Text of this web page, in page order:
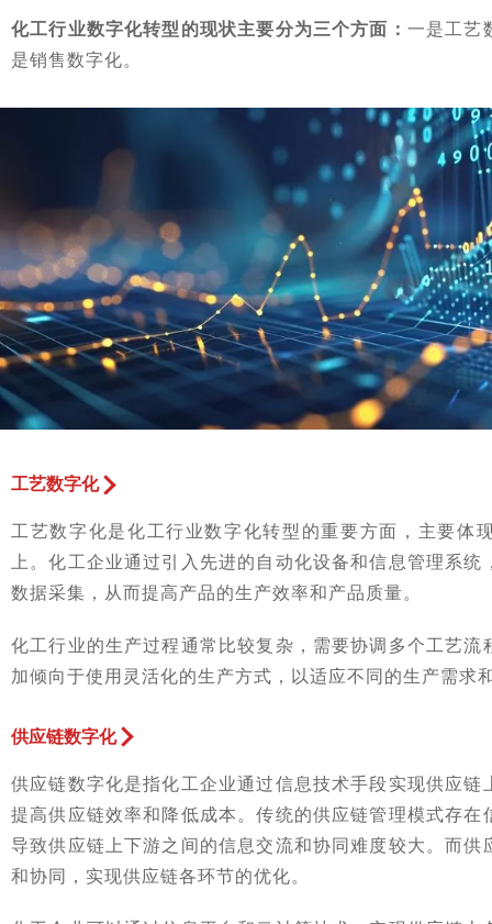
化工行业数字化转型的现状主要分为三个方面： 一是工艺
是销售数字化。
工艺数字化
工艺数字化是化工行业数字化转型的重要方面，主要体
上。化工企业通过引入先进的自动化设备和信息管理系统
数据采集，从而提高产品的生产效率和产品质量。
化工行业的生产过程通常比较复杂，需要协调多个工艺流
加倾向于使用灵活化的生产方式，以适应不同的生产需求
供应链数字化
供应链数字化是指化工企业通过信息技术手段实现供应链
提高供应链效率和降低成本。传统的供应链管理模式存在
导致供应链上下游之间的信息交流和协同难度较大。而
和协同，实现供应链各环节的优化。